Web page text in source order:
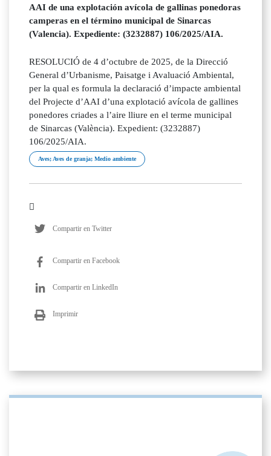
AAI de una explotación avícola de gallinas ponedoras
camperas en el término municipal de Sinarcas
(Valencia). Expediente: (3232887) 106/2025/AIA.
RESOLUCIÓ de 4 d’octubre de 2025, de la Direcció
General d’Urbanisme, Paisatge i Avaluació Ambiental,
per la qual es formula la declaració d’impacte ambiental
del Projecte d’AAI d’una explotació avícola de gallines
ponedores criades a l’aire lliure en el terme municipal
de Sinarcas (València). Expedient: (3232887)
106/2025/AIA.
Aves; Aves de granja; Medio ambiente
Compartir en Twitter
Compartir en Facebook
Compartir en LinkedIn
Imprimir